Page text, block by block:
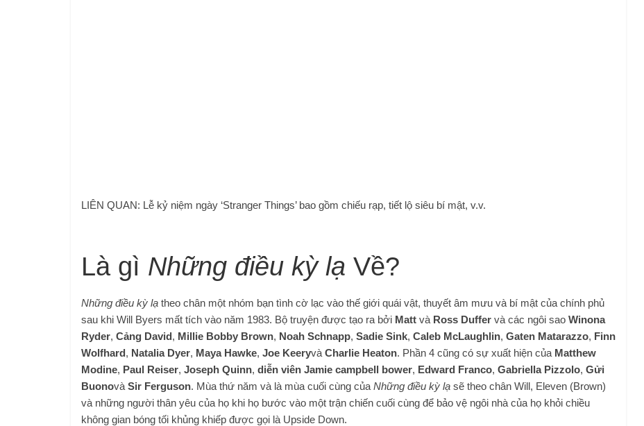
LIÊN QUAN: Lễ kỷ niệm ngày ‘Stranger Things’ bao gồm chiếu rạp, tiết lộ siêu bí mật, v.v.
Là gì Những điều kỳ lạ Về?
Những điều kỳ lạ theo chân một nhóm bạn tình cờ lạc vào thế giới quái vật, thuyết âm mưu và bí mật của chính phủ
sau khi Will Byers mất tích vào năm 1983. Bộ truyện được tạo ra bởi Matt và Ross Duffer và các ngôi sao Winona
Ryder, Cảng David, Millie Bobby Brown, Noah Schnapp, Sadie Sink, Caleb McLaughlin, Gaten Matarazzo, Finn
Wolfhard, Natalia Dyer, Maya Hawke, Joe Keeryvà Charlie Heaton. Phần 4 cũng có sự xuất hiện của Matthew
Modine, Paul Reiser, Joseph Quinn, diễn viên Jamie campbell bower, Edward Franco, Gabriella Pizzolo, Gửi
Buonovà Sir Ferguson. Mùa thứ năm và là mùa cuối cùng của Những điều kỳ lạ sẽ theo chân Will, Eleven (Brown)
và những người thân yêu của họ khi họ bước vào một trận chiến cuối cùng để bảo vệ ngôi nhà của họ khỏi chiều
không gian bóng tối khủng khiếp được gọi là Upside Down.